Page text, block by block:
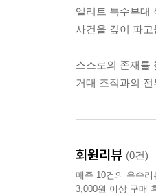
엘리트 특수부대
사건을 깊이 파
스스로의 존재를
거대 조직과의
회원리뷰 (0건)
매주 10건의 우수
3,000원 이상 구매